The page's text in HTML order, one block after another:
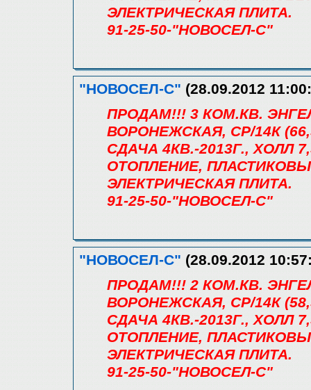
ЭЛЕКТРИЧЕСКАЯ ПЛИТА.
91-25-50-"НОВОСЕЛ-С"
"НОВОСЕЛ-С" (28.09.2012
ПРОДАМ!!! 3 КОМ.КВ.
ВОРОНЕЖСКАЯ, СР/14К
СДАЧА 4КВ.-2013Г., ХОЛЛ
ОТОПЛЕНИЕ,
ЭЛЕКТРИЧЕСКАЯ ПЛИТА.
91-25-50-"НОВОСЕЛ-С"
"НОВОСЕЛ-С" (28.09.2012
ПРОДАМ!!! 2 КОМ.КВ.
ВОРОНЕЖСКАЯ, СР/14К
СДАЧА 4КВ.-2013Г., ХОЛЛ
ОТОПЛЕНИЕ,
ЭЛЕКТРИЧЕСКАЯ ПЛИТА.
91-25-50-"НОВОСЕЛ-С"